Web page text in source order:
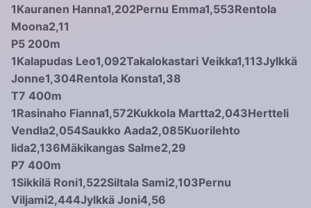
1Kauranen Hanna1,202Pernu Emma1,553Rentola
Moona2,11
P5 200m
1Kalapudas Leo1,092Takalokastari Veikka1,113Jylkkä
Jonne1,304Rentola Konsta1,38
T7 400m
1Rasinaho Fianna1,572Kukkola Martta2,043Hertteli
Vendla2,054Saukko Aada2,085Kuorilehto
Iida2,136Mäkikangas Salme2,29
P7 400m
1Sikkilä Roni1,522Siltala Sami2,103Pernu
Viljami2,444Jylkkä Joni4,56